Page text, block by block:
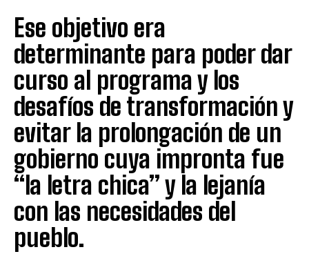
Ese objetivo era
determinante para poder dar
curso al programa y los
desafíos de transformación y
evitar la prolongación de un
gobierno cuya impronta fue
“la letra chica” y la lejanía
con las necesidades del
pueblo.